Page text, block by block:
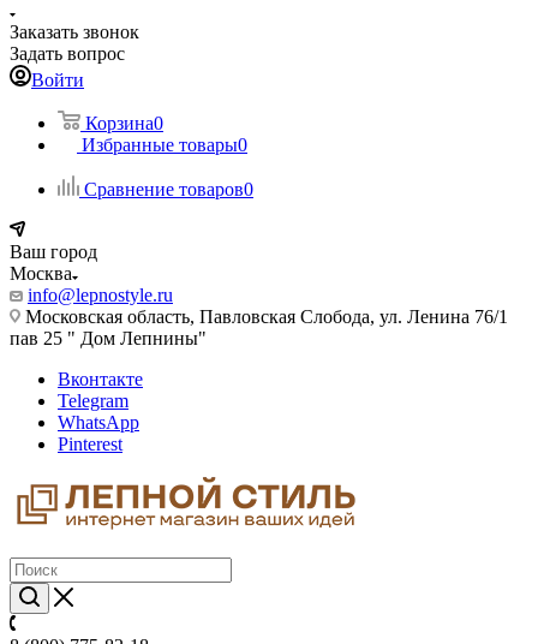
Заказать звонок
Задать вопрос
Войти
Корзина0
Избранные товары0
Сравнение товаров0
Ваш город
Москва
info@lepnostyle.ru
Московская область, Павловская Слобода, ул. Ленина 76/1
пав 25 " Дом Лепнины"
Вконтакте
Telegram
WhatsApp
Pinterest